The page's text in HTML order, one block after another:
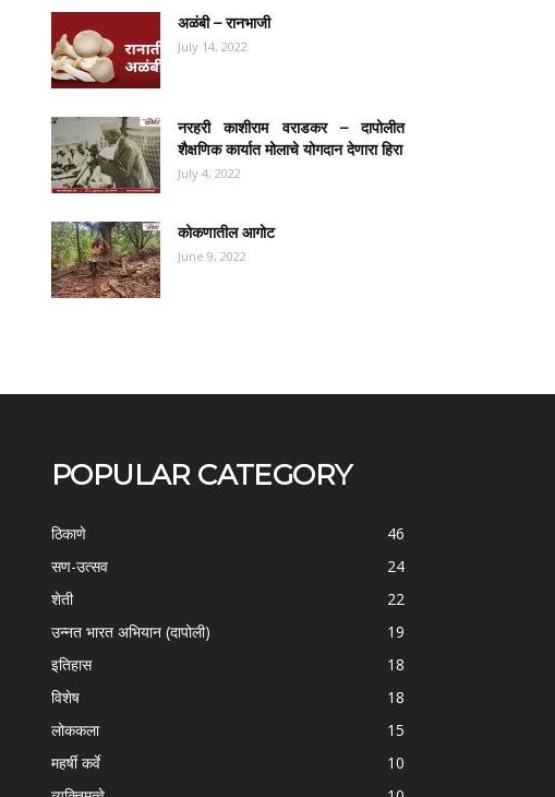
अळंबी – रानभाजी
July 14, 2022
नरहरी काशीराम वराडकर – दापोलीत
शैक्षणिक कार्यात मोलाचे योगदान देणारा हिरा
July 4, 2022
कोकणातील आगोट
June 9, 2022
POPULAR CATEGORY
ठिकाणे
46
सण-उत्सव
24
शेती
22
उन्नत भारत अभियान (दापोली)
19
इतिहास
18
विशेष
18
लोककला
15
महर्षी कर्वे
10